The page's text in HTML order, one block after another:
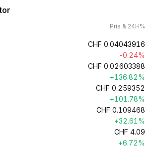
Pris & 24H%
CHF 0.04043916
-0.24%
CHF 0.02603388
+136.82%
CHF 0.259352
+101.78%
CHF 0.109468
+32.61%
CHF 4.09
+6.72%